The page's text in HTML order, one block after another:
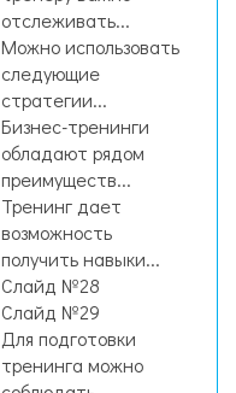
отслеживать...
Можно использовать
следующие
стратегии...
Бизнес-тренинги
обладают рядом
преимуществ...
Тренинг дает
возможность
получить навыки...
Слайд №28
Слайд №29
Для подготовки
тренинга можно